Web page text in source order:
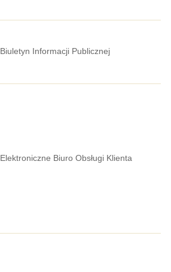
Biuletyn Informacji Publicznej
Elektroniczne Biuro Obsługi Klienta